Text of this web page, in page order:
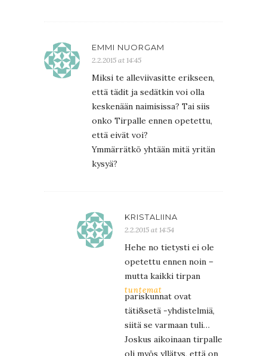
EMMI NUORGAM
2.2.2015 at 14:45
Miksi te alleviivasitte erikseen,
että tädit ja sedätkin voi olla
keskenään naimisissa? Tai siis
onko Tirpalle ennen opetettu,
että eivät voi?
Ymmärrätkö yhtään mitä yritän
kysyä?
KRISTALIINA
2.2.2015 at 14:54
Hehe no tietysti ei ole
opetettu ennen noin –
mutta kaikki tirpan
tuntemat
pariskunnat ovat
täti&setä -yhdistelmiä,
siitä se varmaan tuli…
Joskus aikoinaan tirpalle
oli myös yllätys, että on